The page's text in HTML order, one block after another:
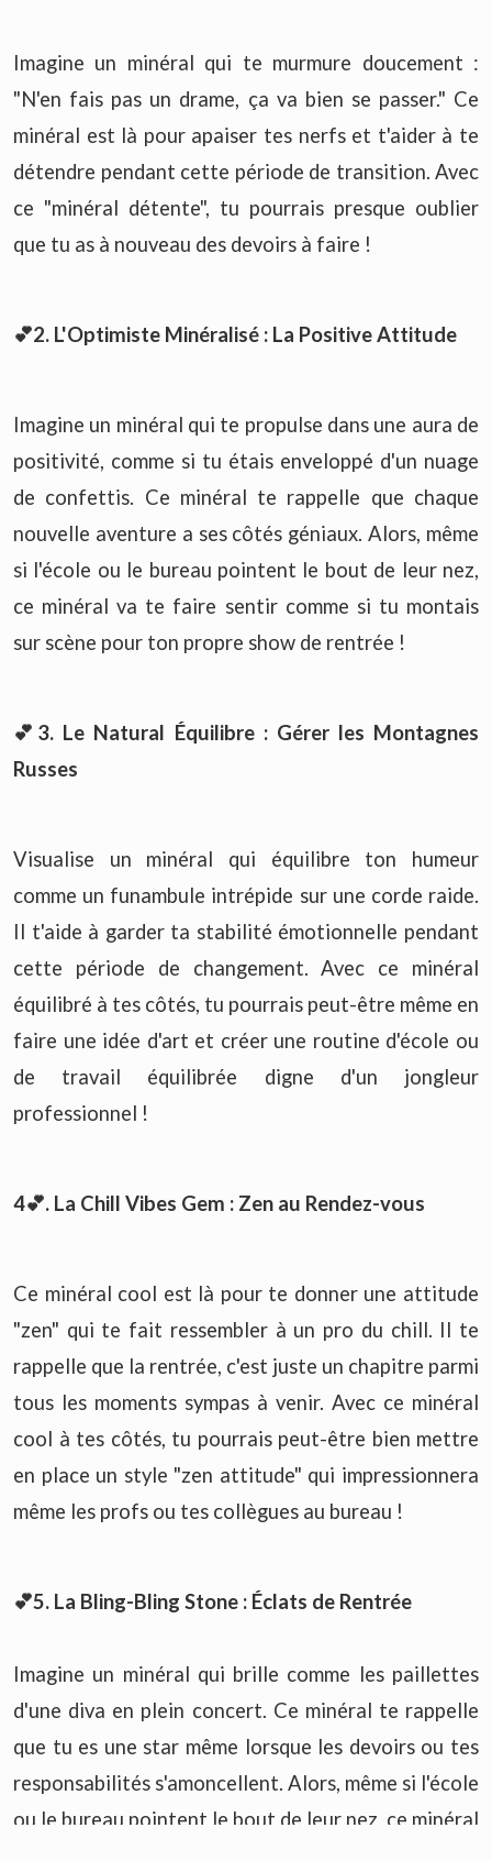
Imagine un minéral qui te murmure doucement :
"N'en fais pas un drame, ça va bien se passer." Ce
minéral est là pour apaiser tes nerfs et t'aider à te
détendre pendant cette période de transition. Avec
ce "minéral détente", tu pourrais presque oublier
que tu as à nouveau des devoirs à faire !
💕2. L'Optimiste Minéralisé : La Positive Attitude
Imagine un minéral qui te propulse dans une aura de
positivité, comme si tu étais enveloppé d'un nuage
de confettis. Ce minéral te rappelle que chaque
nouvelle aventure a ses côtés géniaux. Alors, même
si l'école ou le bureau pointent le bout de leur nez,
ce minéral va te faire sentir comme si tu montais
sur scène pour ton propre show de rentrée !
💕3. Le Natural Équilibre : Gérer les Montagnes
Russes
Visualise un minéral qui équilibre ton humeur
comme un funambule intrépide sur une corde raide.
Il t'aide à garder ta stabilité émotionnelle pendant
cette période de changement. Avec ce minéral
équilibré à tes côtés, tu pourrais peut-être même en
faire une idée d'art et créer une routine d'école ou
de travail équilibrée digne d'un jongleur
professionnel !
4💕. La Chill Vibes Gem : Zen au Rendez-vous
Ce minéral cool est là pour te donner une attitude
"zen" qui te fait ressembler à un pro du chill. Il te
rappelle que la rentrée, c'est juste un chapitre parmi
tous les moments sympas à venir. Avec ce minéral
cool à tes côtés, tu pourrais peut-être bien mettre
en place un style "zen attitude" qui impressionnera
même les profs ou tes collègues au bureau !
💕5. La Bling-Bling Stone : Éclats de Rentrée
Imagine un minéral qui brille comme les paillettes
d'une diva en plein concert. Ce minéral te rappelle
que tu es une star même lorsque les devoirs ou tes
responsabilités s'amoncellent. Alors, même si l'école
ou le bureau pointent le bout de leur nez, ce minéral